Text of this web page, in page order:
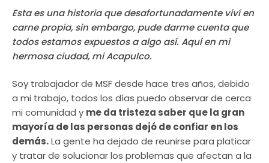
Esta es una historia que desafortunadamente viví en
carne propia, sin embargo, pude darme cuenta que
todos estamos expuestos a algo así. Aquí en mi
hermosa ciudad, mi Acapulco.
Soy trabajador de MSF desde hace tres años, debido
a mi trabajo, todos los días puedo observar de cerca
mi comunidad y me da tristeza saber que la gran
mayoría de las personas dejó de confiar en los
demás.La gente ha dejado de reunirse para platicar
y tratar de solucionar los problemas que afectan a la